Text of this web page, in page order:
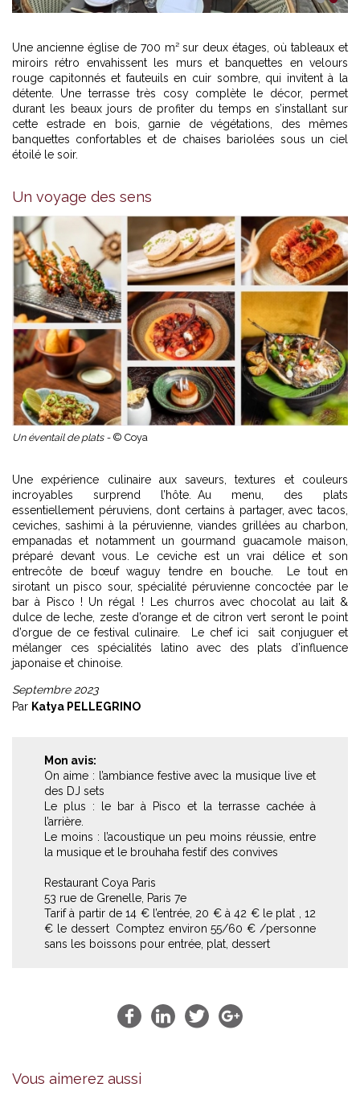
1 2
Une ancienne église de 700 m² sur deux étages, où tableaux et
miroirs rétro envahissent les murs et banquettes en velours
rouge capitonnés et fauteuils en cuir sombre, qui invitent à la
détente. Une terrasse très cosy complète le décor, permet
durant les beaux jours de profiter du temps en s’installant sur
cette estrade en bois, garnie de végétations, des mêmes
banquettes confortables et de chaises bariolées sous un ciel
étoilé le soir.
Un voyage des sens
Un éventail de plats - © Coya
Une expérience culinaire aux saveurs, textures et couleurs
incroyables surprend l’hôte. Au menu, des plats
essentiellement péruviens, dont certains à partager, avec tacos,
ceviches, sashimi à la péruvienne, viandes grillées au charbon,
empanadas et notamment un gourmand guacamole maison,
préparé devant vous. Le ceviche est un vrai délice et son
entrecôte de bœuf waguy tendre en bouche. Le tout en
sirotant un pisco sour, spécialité péruvienne concoctée par le
bar à Pisco ! Un régal ! Les churros avec chocolat au lait &
dulce de leche, zeste d’orange et de citron vert seront le point
d’orgue de ce festival culinaire. Le chef ici sait conjuguer et
mélanger ces spécialités latino avec des plats d’influence
japonaise et chinoise.
Septembre 2023
Par Katya PELLEGRINO
Mon avis:
On aime : l’ambiance festive avec la musique live et
des DJ sets
Le plus : le bar à Pisco et la terrasse cachée à
l’arrière.
Le moins : l’acoustique un peu moins réussie, entre
la musique et le brouhaha festif des convives
Restaurant Coya Paris
53 rue de Grenelle, Paris 7e
Tarif à partir de 14 € l’entrée, 20 € à 42 € le plat , 12
€ le dessert Comptez environ 55/60 € /personne
sans les boissons pour entrée, plat, dessert
Vous aimerez aussi